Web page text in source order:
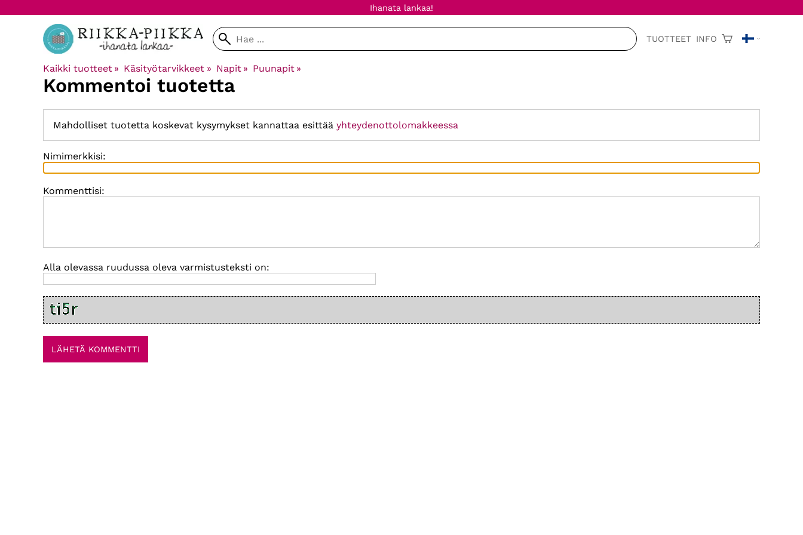
Ihanata lankaa!
TUOTTEET INFO
Kaikki tuotteet ‪» Käsityötarvikkeet ‪» Napit ‪» Puunapit ‪»
Kommentoi tuotetta
Mahdolliset tuotetta koskevat kysymykset kannattaa esittää yhteydenottolomakkeessa
Nimimerkkisi:
Kommenttisi:
Alla olevassa ruudussa oleva varmistusteksti on: